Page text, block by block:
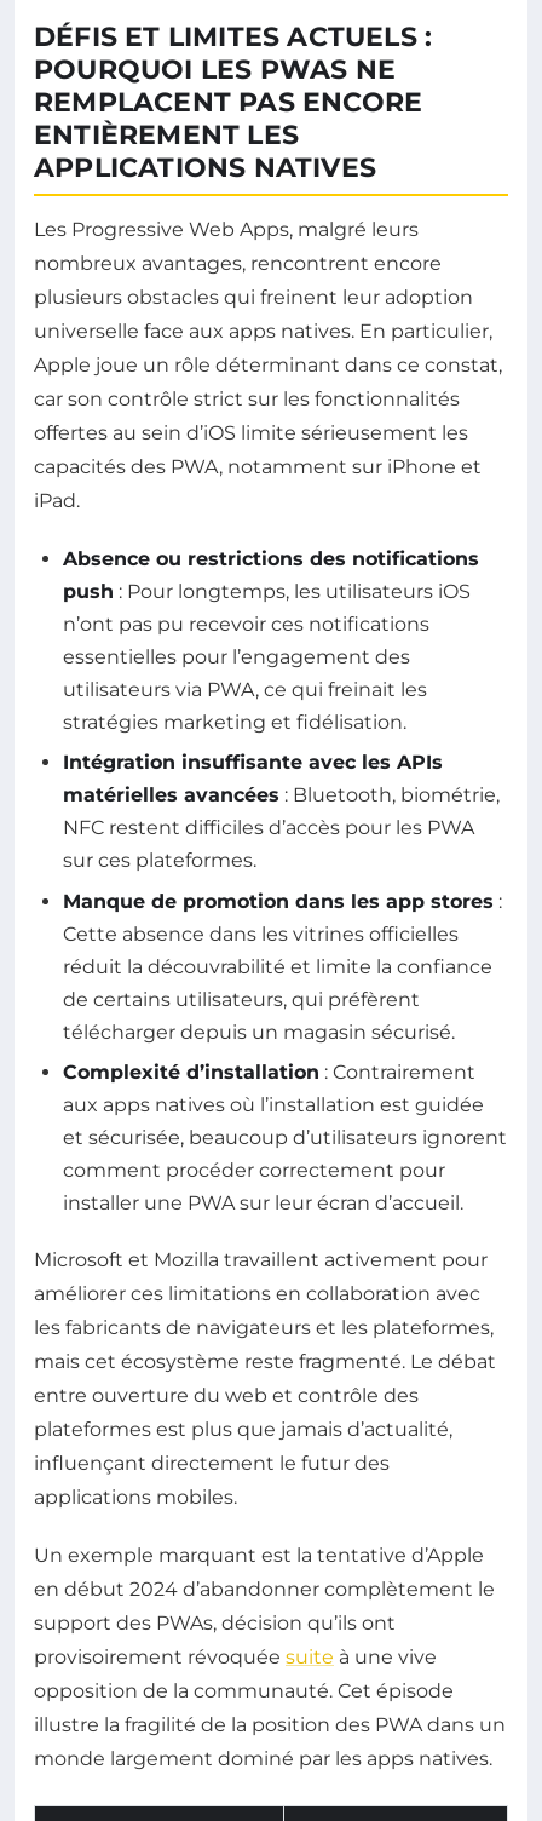
DÉFIS ET LIMITES ACTUELS :
POURQUOI LES PWAS NE
REMPLACENT PAS ENCORE
ENTIÈREMENT LES
APPLICATIONS NATIVES
Les Progressive Web Apps, malgré leurs
nombreux avantages, rencontrent encore
plusieurs obstacles qui freinent leur adoption
universelle face aux apps natives. En particulier,
Apple joue un rôle déterminant dans ce constat,
car son contrôle strict sur les fonctionnalités
offertes au sein d’iOS limite sérieusement les
capacités des PWA, notamment sur iPhone et
iPad.
Absence ou restrictions des notifications
push : Pour longtemps, les utilisateurs iOS
n’ont pas pu recevoir ces notifications
essentielles pour l’engagement des
utilisateurs via PWA, ce qui freinait les
stratégies marketing et fidélisation.
Intégration insuffisante avec les APIs
matérielles avancées : Bluetooth, biométrie,
NFC restent difficiles d’accès pour les PWA
sur ces plateformes.
Manque de promotion dans les app stores :
Cette absence dans les vitrines officielles
réduit la découvrabilité et limite la confiance
de certains utilisateurs, qui préfèrent
télécharger depuis un magasin sécurisé.
Complexité d’installation : Contrairement
aux apps natives où l’installation est guidée
et sécurisée, beaucoup d’utilisateurs ignorent
comment procéder correctement pour
installer une PWA sur leur écran d’accueil.
Microsoft et Mozilla travaillent activement pour
améliorer ces limitations en collaboration avec
les fabricants de navigateurs et les plateformes,
mais cet écosystème reste fragmenté. Le débat
entre ouverture du web et contrôle des
plateformes est plus que jamais d’actualité,
influençant directement le futur des
applications mobiles.
Un exemple marquant est la tentative d’Apple
en début 2024 d’abandonner complètement le
support des PWAs, décision qu’ils ont
provisoirement révoquée suite à une vive
opposition de la communauté. Cet épisode
illustre la fragilité de la position des PWA dans un
monde largement dominé par les apps natives.